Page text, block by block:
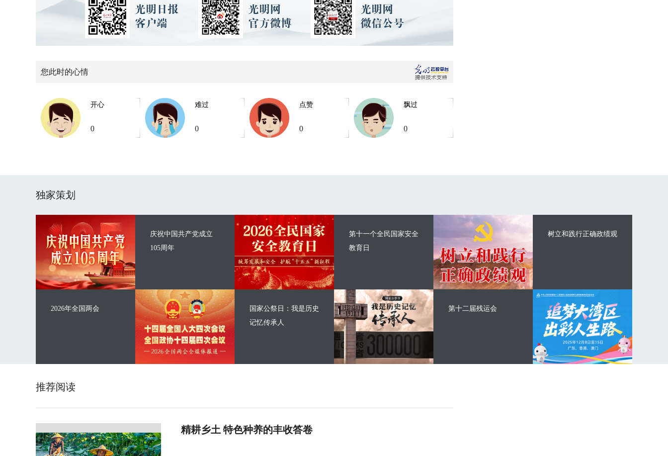
您此时的心情
开心
0
难过
0
点赞
0
飘过
0
独家策划
庆祝中国共产党成立
105周年
2026年全国两会
第十一个全民国家安全
教育日
国家公祭日：我是历史
记忆传承人
树立和践行正确政绩观
第十二届残运会
推荐阅读
精耕乡土 特色种养的丰收答卷